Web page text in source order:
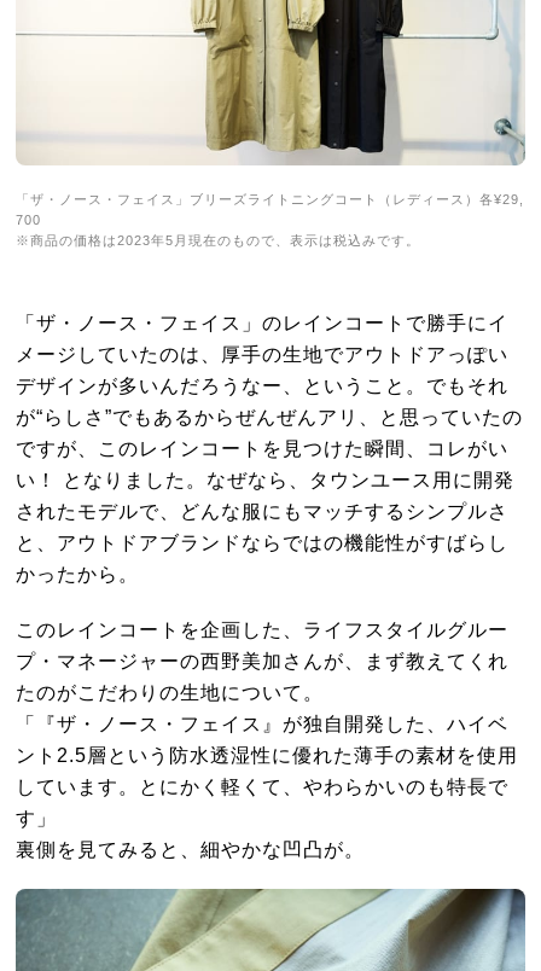
「ザ・ノース・フェイス」ブリーズライトニングコート（レディース）各¥29,
700
※商品の価格は2023年5月現在のもので、表示は税込みです。
「ザ・ノース・フェイス」のレインコートで勝手にイ
メージしていたのは、厚手の生地でアウトドアっぽい
デザインが多いんだろうなー、ということ。でもそれ
が“らしさ”でもあるからぜんぜんアリ、と思っていたの
ですが、このレインコートを見つけた瞬間、コレがい
い！ となりました。なぜなら、タウンユース用に開発
されたモデルで、どんな服にもマッチするシンプルさ
と、アウトドアブランドならではの機能性がすばらし
かったから。
このレインコートを企画した、ライフスタイルグルー
プ・マネージャーの西野美加さんが、まず教えてくれ
たのがこだわりの生地について。
「『ザ・ノース・フェイス』が独自開発した、ハイベ
ント2.5層という防水透湿性に優れた薄手の素材を使用
しています。とにかく軽くて、やわらかいのも特長で
す」
裏側を見てみると、細やかな凹凸が。